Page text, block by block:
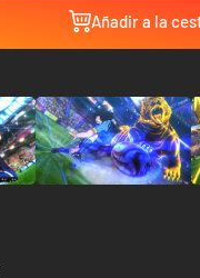
Añadir a la